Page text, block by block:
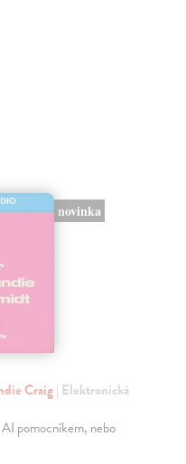
novinka
Craig| Elektronická
pomocníkem, nebo